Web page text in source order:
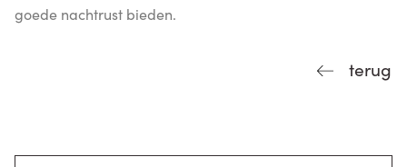
goede nachtrust bieden.
terug